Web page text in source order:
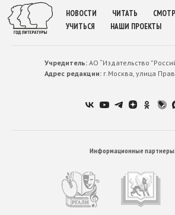
НОВОСТИ ЧИТАТЬ
УЧИТЬСЯ
НАШИ ПРОЕКТЫ
Учредитель:АО “Издательство
Адрес редакции:г.Москва, улица
Информационные партнеры: